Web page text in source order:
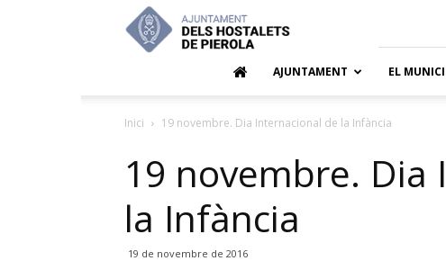
Hostalets
de
AJUNTAMENT EL
Inici 19 novembre. Dia Internacional de la Infància
19 novembre. Dia
la Infància
19 de novembre de 2016